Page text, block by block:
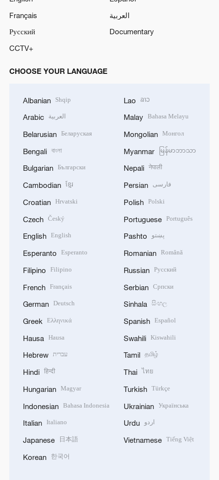
Français
العربية
Русский
Documentary
CCTV+
CHOOSE YOUR LANGUAGE
Albanian Shqip
Arabic العربية
Belarusian Беларуская
Bengali বাংলা
Bulgarian Български
Cambodian ខ្មែរ
Croatian Hrvatski
Czech Český
English English
Esperanto Esperanto
Filipino Filipino
French Français
German Deutsch
Greek Ελληνικά
Hausa Hausa
Hebrew עברית
Hindi हिन्दी
Hungarian Magyar
Indonesian Bahasa Indonesia
Italian Italiano
Japanese 日本語
Korean 한국어
Lao ລາວ
Malay Bahasa Melayu
Mongolian Монгол
Myanmar မြန်မာဘာသာ
Nepali नेपाली
Persian فارسی
Polish Polski
Portuguese Português
Pashto پښتو
Romanian Română
Russian Русский
Serbian Српски
Sinhala සිංහල
Spanish Español
Swahili Kiswahili
Tamil தமிழ்
Thai ไทย
Turkish Türkçe
Ukrainian Українська
Urdu اردو
Vietnamese Tiếng Việt